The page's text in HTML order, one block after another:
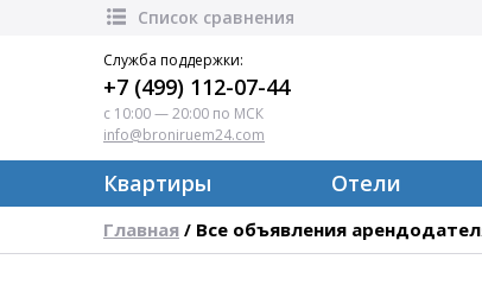
Список сравнения
Служба поддержки:
+7 (499) 112-07-44
с 10:00 — 20:00 по МСК
info@broniruem24.com
Квартиры Отели
Главная / Все объявления